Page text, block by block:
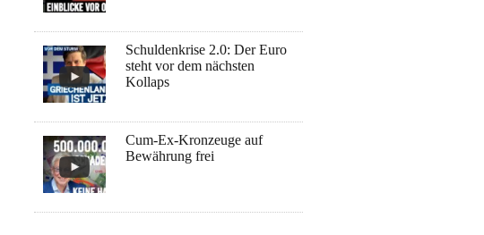
Schuldenkrise 2.0: Der Euro
steht vor dem nächsten
Kollaps
Cum-Ex-Kronzeuge auf
Bewährung frei